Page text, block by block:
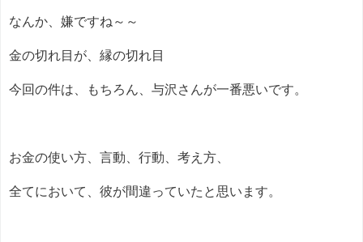
なんか、嫌ですね～～
金の切れ目が、縁の切れ目
今回の件は、もちろん、与沢さんが一番悪いです。
お金の使い方、言動、行動、考え方、
全てにおいて、彼が間違っていたと思います。